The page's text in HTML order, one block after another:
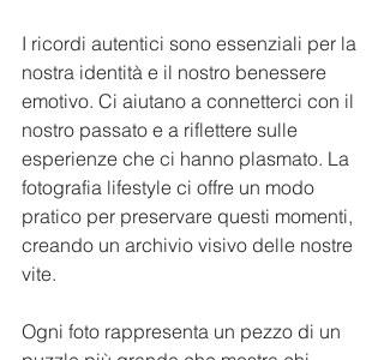
I ricordi autentici sono essenziali per la
nostra identità e il nostro benessere
emotivo. Ci aiutano a connetterci con il
nostro passato e a riflettere sulle
esperienze che ci hanno plasmato. La
fotografia lifestyle ci offre un modo
pratico per preservare questi momenti,
creando un archivio visivo delle nostre
vite.
Ogni foto rappresenta un pezzo di un